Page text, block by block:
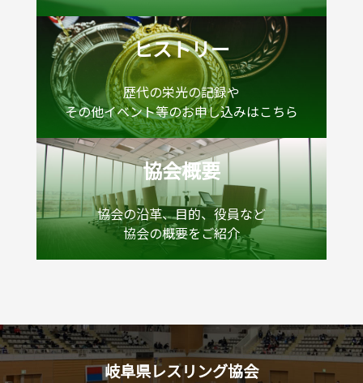
ヒストリー
歴代の栄光の記録や
その他イベント等のお申し込みはこちら
協会概要
協会の沿革、目的、役員など
協会の概要をご紹介
岐阜県レスリング協会